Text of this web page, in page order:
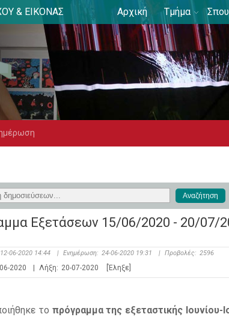
& ΕΙΚΟΝΑΣ Αρχική Τμήμα
Εξετάσεων 15/06/2020 - 20/07/
12-06-2020 14:44 | Ενημέρωση: 24-06-2020 19:31 | Προβολές: 2596
2020 Λήξη: 20-07-2020 [Έληξε]
το πρόγραμμα της εξεταστικής Ιουνίου-